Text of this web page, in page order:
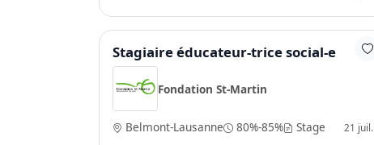
Stagiaire éducateur-trice social-e
Fondation St-Martin
Belmont-Lausanne 80%-85% Stage 21 juil.